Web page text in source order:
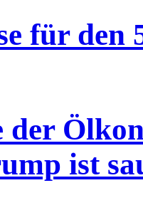
für den
der
ist